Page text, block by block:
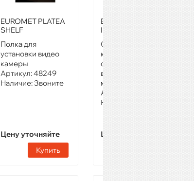
EUROMET PLATEA
SHELF
Полка для
установки видео
камеры
Артикул:48249
Наличие:Звоните
Цену уточняйте
Купить
EUROMET
INFINIGRID 3X2-3
Система
креплений для
сборки
видеостены, 3х2
метра
Артикул:
Наличие:
Цену уточняйте